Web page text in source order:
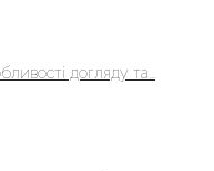
догляду та...